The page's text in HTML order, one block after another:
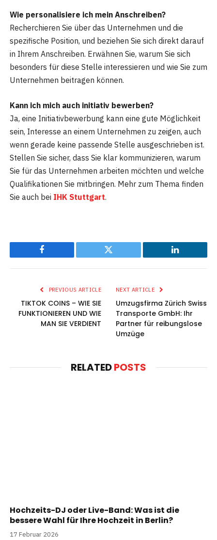
Wie personalisiere ich mein Anschreiben?
Recherchieren Sie über das Unternehmen und die
spezifische Position, und beziehen Sie sich direkt darauf
in Ihrem Anschreiben. Erwähnen Sie, warum Sie sich
besonders für diese Stelle interessieren und wie Sie zum
Unternehmen beitragen können.
Kann ich mich auch initiativ bewerben?
Ja, eine Initiativbewerbung kann eine gute Möglichkeit
sein, Interesse an einem Unternehmen zu zeigen, auch
wenn gerade keine passende Stelle ausgeschrieben ist.
Stellen Sie sicher, dass Sie klar kommunizieren, warum
Sie für das Unternehmen arbeiten möchten und welche
Qualifikationen Sie mitbringen. Mehr zum Thema finden
Sie auch bei IHK Stuttgart.
Facebook Twitter LinkedIn
PREVIOUS ARTICLE
TIKTOK COINS – WIE SIE
FUNKTIONIEREN UND WIE
MAN SIE VERDIENT
NEXT ARTICLE
Umzugsfirma Zürich Swiss
Transporte GmbH: Ihr
Partner für reibungslose
Umzüge
RELATEDPOSTS
Hochzeits-DJ oder Live-Band: Was ist die
bessere Wahl für Ihre Hochzeit in Berlin?
17 Februar 2026